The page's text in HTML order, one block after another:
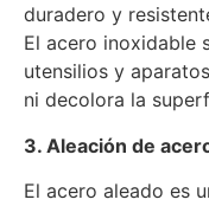
duradero y
El acero inoxidable
utensilios y
ni decolora la
3. Aleación de
El acero aleado es